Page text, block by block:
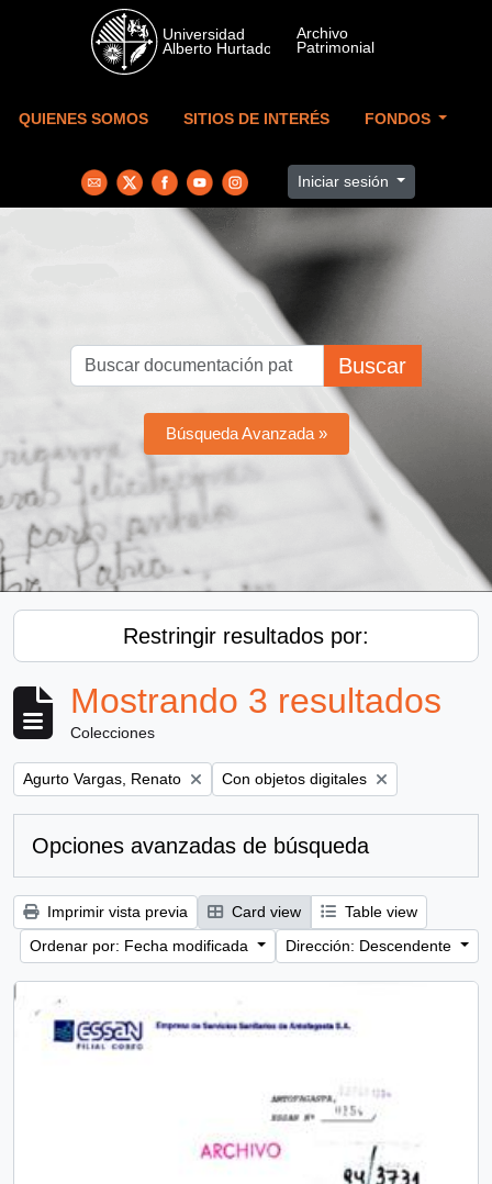
Skip to main content
QUIENES SOMOS SITIOS DE INTERÉS FONDOS
Iniciar sesión
Buscar
Búsqueda Avanzada »
Restringir resultados por:
Mostrando 3 resultados
Colecciones
Remove filter:
Agurto Vargas, Renato Remove filter:
Con objetos digitales
Opciones avanzadas de búsqueda
Imprimir vista previa Card view
Table view
Ordenar por: Fecha modificada
Dirección: Descendente